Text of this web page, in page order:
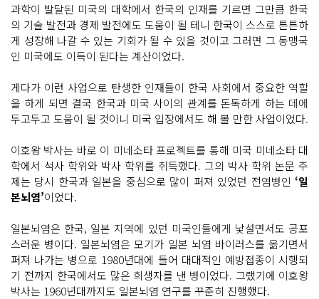
과학이 발달된 미국의 대학에서 한국의 인재를 기르면 그만큼 한국
의 기술 발전과 경제 발전에도 도움이 될 테니 한국이 스스로 튼튼하
게 성장해 나갈 수 있는 기회가 될 수 있을 것이고 그러면 그 동맹국
인 미국에도 이득이 된다는 계산이었다.
게다가 이런 사업으로 탄생한 인재들이 한국 사회에서 중요한 역할
을 하게 되면 결국 한국과 미국 사이의 관계를 돈독하게 하는 데에
두고두고 도움이 될 것이니 미국 입장에서도 해 볼 만한 사업이었다.
이호왕 박사는 바로 이 미네소타 프로젝트를 통해 미국 미네소타 대
학에서 석사 학위와 박사 학위를 취득했다. 그의 박사 학위 논문 주
제는 당시 한국과 일본을 중심으로 많이 퍼져 있었던 전염병인 ‘일
본뇌염’이었다.
일본뇌염은 한국, 일본 지역에 있던 미국인들에게 낯설면서도 공포
스러운 병이다. 일본뇌염은 모기가 일본 뇌염 바이러스를 옮기면서
퍼져 나가는 병으로 1980년대에 들어 대대적인 예방접종이 시행되
기 전까지 한국에서도 많은 희생자를 낸 병이었다. 그랬기에 이호왕
박사는 1960년대까지도 일본뇌염 연구를 꾸준히 진행했다.